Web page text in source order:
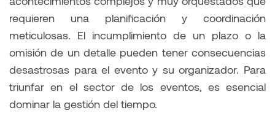
requieren una planificación y coordinación
meticulosas. El incumplimiento de un plazo o la
omisión de un detalle pueden tener consecuencias
desastrosas para el evento y su organizador. Para
triunfar en el sector de los eventos, es esencial
dominar la gestión del tiempo.